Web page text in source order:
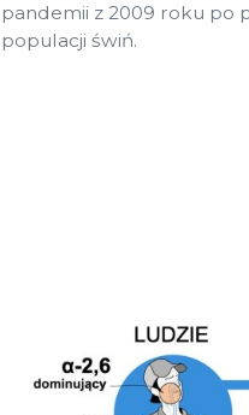
pandemii z 2009 roku po
populacji świń.